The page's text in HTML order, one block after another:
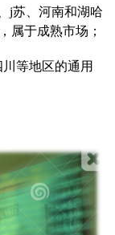
j苏、河南和湖哈
属于成熟市场；
等地区的通用